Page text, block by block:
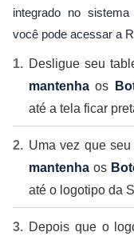
integrado no
você pode acessar a
Desligue seu
mantenha os
até a tela ficar
Uma vez que
mantenha os
até o logotipo da
Depois que o